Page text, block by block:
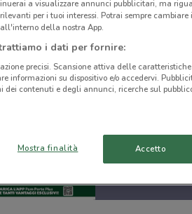
a visualizzare annunci pubblicitari, ma
per i tuoi interessi. Potrai sempre cambiare
della nostra App.
i dati per fornire:
precisi. Scansione attiva delle
informazioni su dispositivo e/o accedervi.
dei contenuti e degli annunci, ricerche sul
Mostra finalità Accetto